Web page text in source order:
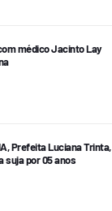
médico Jacinto Lay
Prefeita Luciana Trinta,
suja por 05 anos